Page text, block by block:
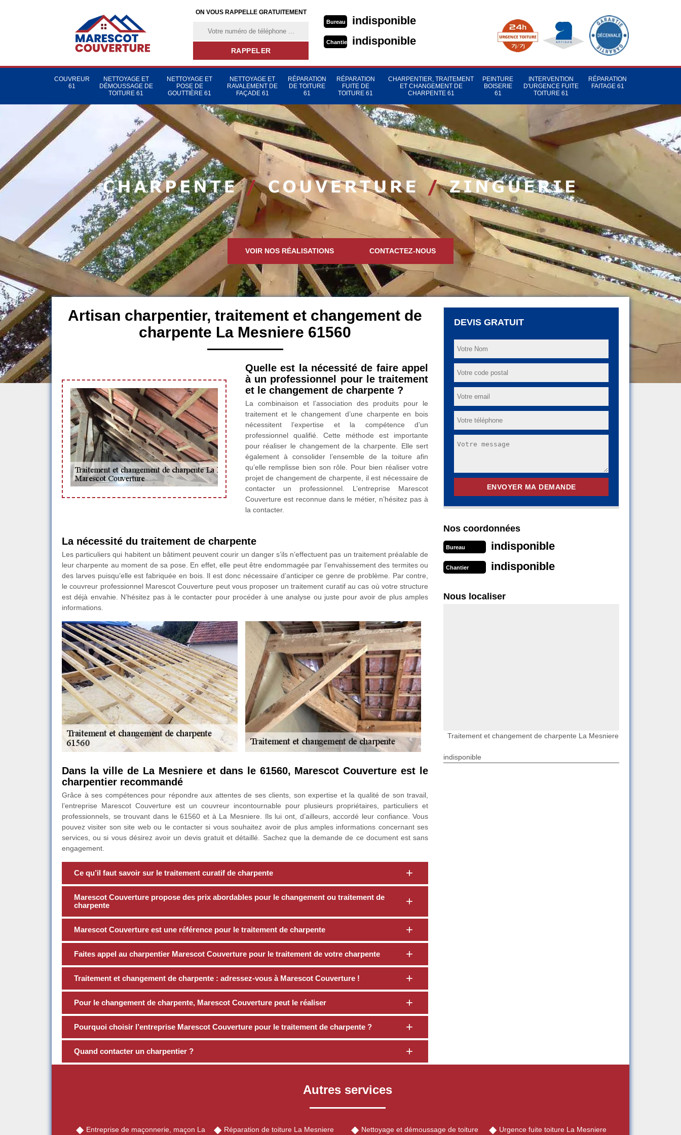
ON VOUS RAPPELLE GRATUITEMENT
Bureau indisponible
Chantier indisponible
COUVREUR
61
NETTOYAGE ET
DÉMOUSSAGE DE
TOITURE 61
NETTOYAGE ET
POSE DE
GOUTTIÈRE 61
NETTOYAGE ET
RAVALEMENT DE
FAÇADE 61
RÉPARATION
DE TOITURE
61
RÉPARATION
FUITE DE
TOITURE 61
CHARPENTIER, TRAITEMENT
ET CHANGEMENT DE
CHARPENTE 61
PEINTURE
BOISERIE
61
INTERVENTION
D'URGENCE FUITE
TOITURE 61
RÉPARATION
FAITAGE 61
VOIR NOS RÉALISATIONS CONTACTEZ-NOUS
Artisan charpentier, traitement et changement de
charpente La Mesniere 61560
Quelle est la nécessité de faire appel
à un professionnel pour le traitement
et le changement de charpente ?
La combinaison et l’association des produits pour le
traitement et le changement d’une charpente en bois
nécessitent l’expertise et la compétence d’un
professionnel qualifié. Cette méthode est importante
pour réaliser le changement de la charpente. Elle sert
également à consolider l’ensemble de la toiture afin
qu’elle remplisse bien son rôle. Pour bien réaliser votre
projet de changement de charpente, il est nécessaire de
contacter un professionnel. L’entreprise Marescot
Couverture est reconnue dans le métier, n’hésitez pas à
la contacter.
La nécessité du traitement de charpente
Les particuliers qui habitent un bâtiment peuvent courir un danger s’ils n’effectuent pas un traitement préalable de
leur charpente au moment de sa pose. En effet, elle peut être endommagée par l’envahissement des termites ou
des larves puisqu’elle est fabriquée en bois. Il est donc nécessaire d’anticiper ce genre de problème. Par contre,
le couvreur professionnel Marescot Couverture peut vous proposer un traitement curatif au cas où votre structure
est déjà envahie. N’hésitez pas à le contacter pour procéder à une analyse ou juste pour avoir de plus amples
informations.
Dans la ville de La Mesniere et dans le 61560, Marescot Couverture est le
charpentier recommandé
Grâce à ses compétences pour répondre aux attentes de ses clients, son expertise et la qualité de son travail,
l’entreprise Marescot Couverture est un couvreur incontournable pour plusieurs propriétaires, particuliers et
professionnels, se trouvant dans le 61560 et à La Mesniere. Ils lui ont, d’ailleurs, accordé leur confiance. Vous
pouvez visiter son site web ou le contacter si vous souhaitez avoir de plus amples informations concernant ses
services, ou si vous désirez avoir un devis gratuit et détaillé. Sachez que la demande de ce document est sans
engagement.
Ce qu’il faut savoir sur le traitement curatif de charpente
Marescot Couverture propose des prix abordables pour le changement ou traitement de
charpente
Marescot Couverture est une référence pour le traitement de charpente
Faites appel au charpentier Marescot Couverture pour le traitement de votre charpente
Traitement et changement de charpente : adressez-vous à Marescot Couverture !
Pour le changement de charpente, Marescot Couverture peut le réaliser
Pourquoi choisir l’entreprise Marescot Couverture pour le traitement de charpente ?
Quand contacter un charpentier ?
DEVIS GRATUIT
Nos coordonnées
Bureau indisponible
Chantier indisponible
Nous localiser
Traitement et changement de charpente La Mesniere
indisponible
Autres services
Entreprise de maçonnerie, maçon La
Réparation de toiture La Mesniere
Nettoyage et démoussage de toiture
Urgence fuite toiture La Mesniere